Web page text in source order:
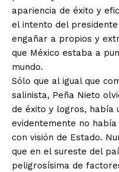
apariencia de éxito y
el intento del
engañar a propios y
que México estaba a
mundo.
Sólo que al igual que
salinista, Peña Nieto
de éxito y logros, había
evidentemente no
con visión de Estado.
que en el sureste del
peligrosísima de